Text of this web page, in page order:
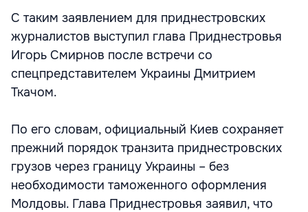
С таким заявлением для приднестровских
журналистов выступил глава Приднестровья
Игорь Смирнов после встречи со
спецпредставителем Украины Дмитрием
Ткачом.
По его словам, официальный Киев сохраняет
прежний порядок транзита приднестровских
грузов через границу Украины – без
необходимости таможенного оформления
Молдовы. Глава Приднестровья заявил, что